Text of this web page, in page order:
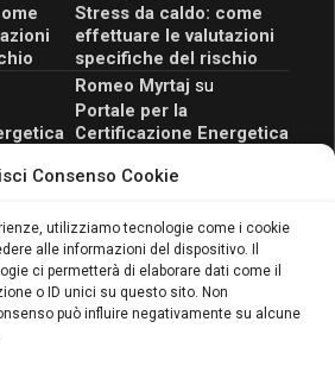
Consenso Cookie
utilizziamo tecnologie come i cookie
alle informazioni del dispositivo. Il
ci permetterà di elaborare dati come il
o ID unici su questo sito. Non
può influire negativamente su alcune
Stress da caldo: come
effettuare le valutazioni
specifiche del rischio
Romeo Myrtaj su
Portale per la
Certificazione Energetica
scopri il Corso Blumatica